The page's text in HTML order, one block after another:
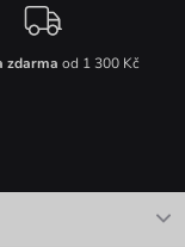
zdarma od 1 300 Kč